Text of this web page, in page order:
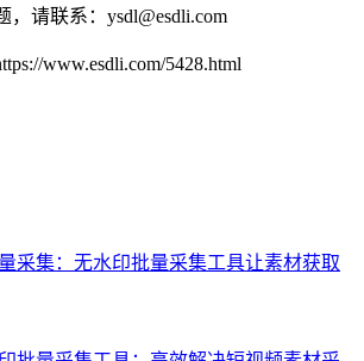
请联系：ysdl@esdli.com
www.esdli.com/5428.html
采集：无水印批量采集工具让素材获取